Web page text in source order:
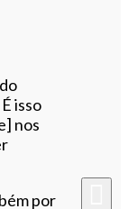
isso
nos
por